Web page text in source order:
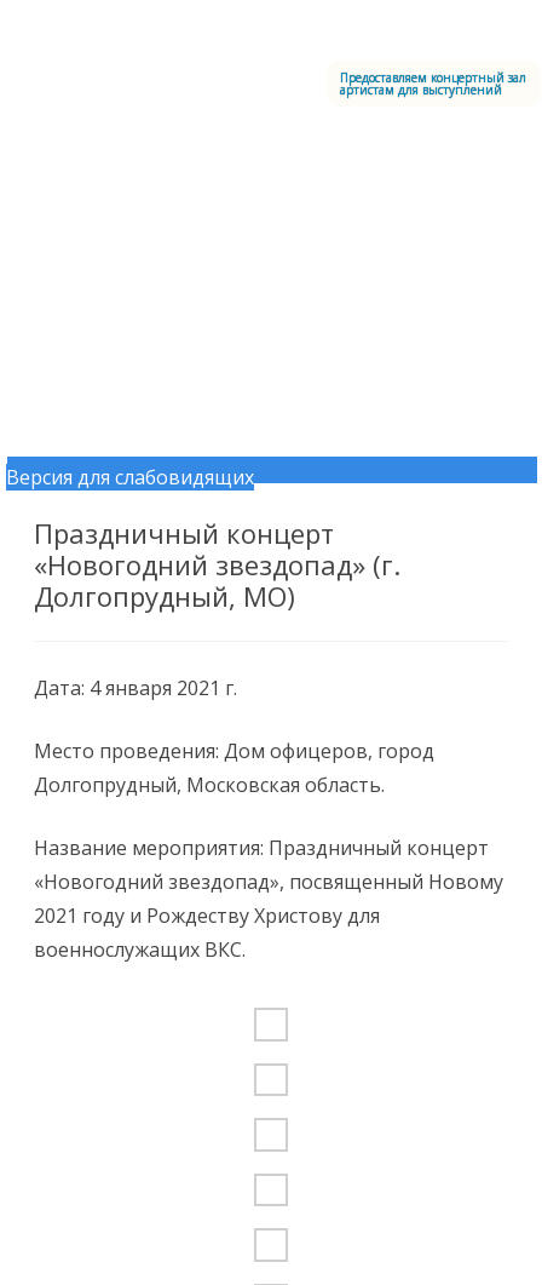
Версия для слабовидящих
Предоставляем концертный зал
артистам для выступлений
Перейти к содержимому
Праздничный концерт
«Новогодний звездопад» (г.
Долгопрудный, МО)
Дата: 4 января 2021 г.
Место проведения: Дом офицеров, город
Долгопрудный, Московская область.
Название мероприятия: Праздничный концерт
«Новогодний звездопад», посвященный Новому
2021 году и Рождеству Христову для
военнослужащих ВКС.